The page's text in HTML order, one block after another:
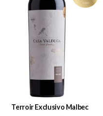
Terroir Exclusivo Malbec